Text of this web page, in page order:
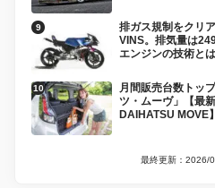
排ガス規制をクリ
VINS。排気量は
エンジンの技術とは
月間販売台数トッ
ツ・ムーヴ」【最
DAIHATSU MOVE】
最終更新：2026/